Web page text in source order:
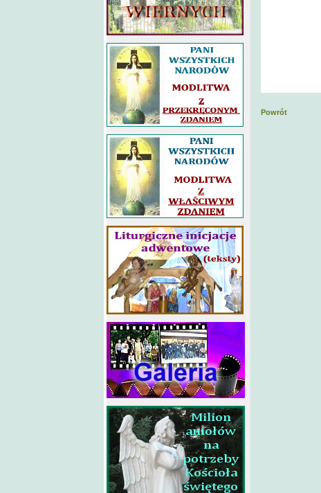
Powrót